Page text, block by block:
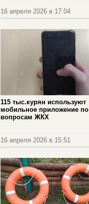
16 апреля 2026 в 17:04
115 тыс.курян используют
мобильное приложение по
вопросам ЖКХ
16 апреля 2026 в 15:51